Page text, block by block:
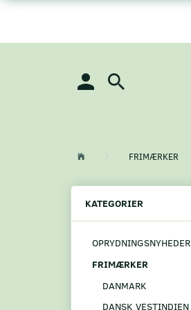
FRIMÆRKER
KATEGORIER
OPRYDNINGSNYHEDER
FRIMÆRKER
DANMARK
DANSK VESTINDIEN